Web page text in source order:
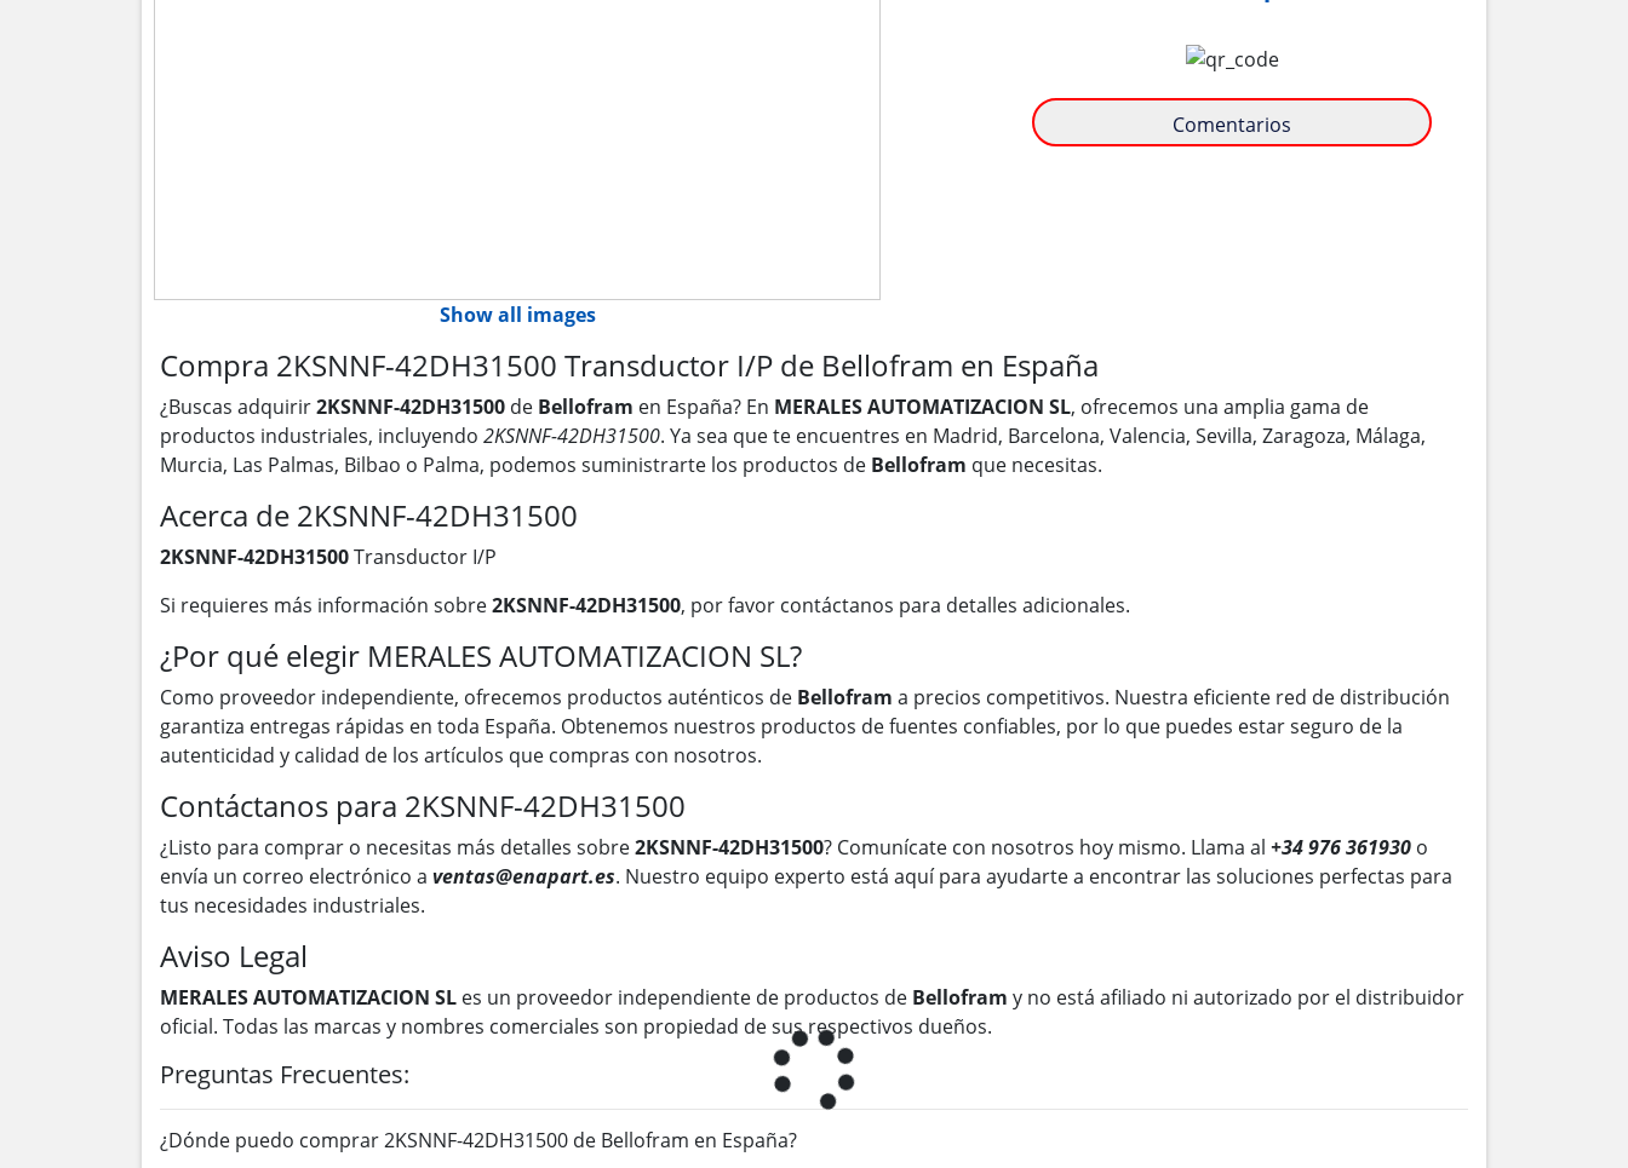
Show all images
Comentarios
Compra 2KSNNF-42DH31500 Transductor I/P de Bellofram en España
¿Buscas adquirir2KSNNF-42DH31500 de Bellofram en España? En MERALES AUTOMATIZACION SL, ofrecemos una amplia gama de
productos industriales, incluyendo 2KSNNF-42DH31500. Ya sea que te encuentres en Madrid, Barcelona, Valencia, Sevilla, Zaragoza, Málaga,
Murcia, Las Palmas, Bilbao o Palma, podemos suministrarte los productos de Bellofram que necesitas.
Acerca de 2KSNNF-42DH31500
2KSNNF-42DH31500Transductor I/P
Si requieres más información sobre2KSNNF-42DH31500, por favor contáctanos para detalles adicionales.
¿Por qué elegir MERALES AUTOMATIZACION SL?
Como proveedor independiente, ofrecemos productos auténticos de Bellofram a precios competitivos. Nuestra eficiente red de distribución
garantiza entregas rápidas en toda España. Obtenemos nuestros productos de fuentes confiables, por lo que puedes estar seguro de la
autenticidad y calidad de los artículos que compras con nosotros.
Contáctanos para 2KSNNF-42DH31500
¿Listo para comprar o necesitas más detalles sobre2KSNNF-42DH31500? Comunícate con nosotros hoy mismo. Llama al +34 976 361930 o
envía un correo electrónico a ventas@enapart.es. Nuestro equipo experto está aquí para ayudarte a encontrar las soluciones perfectas para
tus necesidades industriales.
Aviso Legal
MERALES AUTOMATIZACION SL es un proveedor independiente de productos de Bellofram y no está afiliado ni autorizado por el distribuidor
oficial. Todas las marcas y nombres comerciales son propiedad de sus respectivos dueños.
Preguntas Frecuentes:
¿Dónde puedo comprar 2KSNNF-42DH31500 de Bellofram en España?